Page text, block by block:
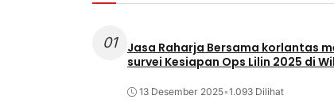
01
Jasa Raharja Bersama korlantas
survei Kesiapan Ops Lilin 2025 di
13 Desember 2025•1.093 Dilihat